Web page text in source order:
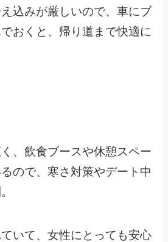
込みが厳しいので、車にブ
おくと、帰り道まで快適に
、飲食ブースや休憩スペー
ので、寒さ対策やデート中
いて、女性にとっても安心